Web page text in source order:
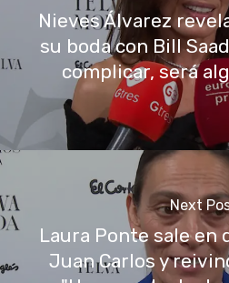
Nieves Álvarez
su boda con Bill
complicar, será
Next
Laura Ponte sale en
Juan Carlos y